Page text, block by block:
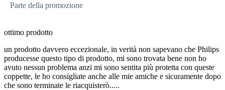
Parte della promozione
ottimo prodotto
un prodotto davvero eccezionale, in verità non sapevano che Philips
producesse questo tipo di prodotto, mi sono trovata bene non ho
avuto nessun problema anzi mi sono sentita più protetta con queste
coppette, le ho consigliate anche alle mie amiche e sicuramente dopo
che sono terminate le riacquisterò.....